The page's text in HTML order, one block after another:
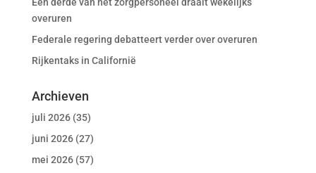
overuren
Federale regering debatteert verder over overuren
Rijkentaks in Californië
Archieven
juli 2026(35)
juni 2026(27)
mei 2026(57)